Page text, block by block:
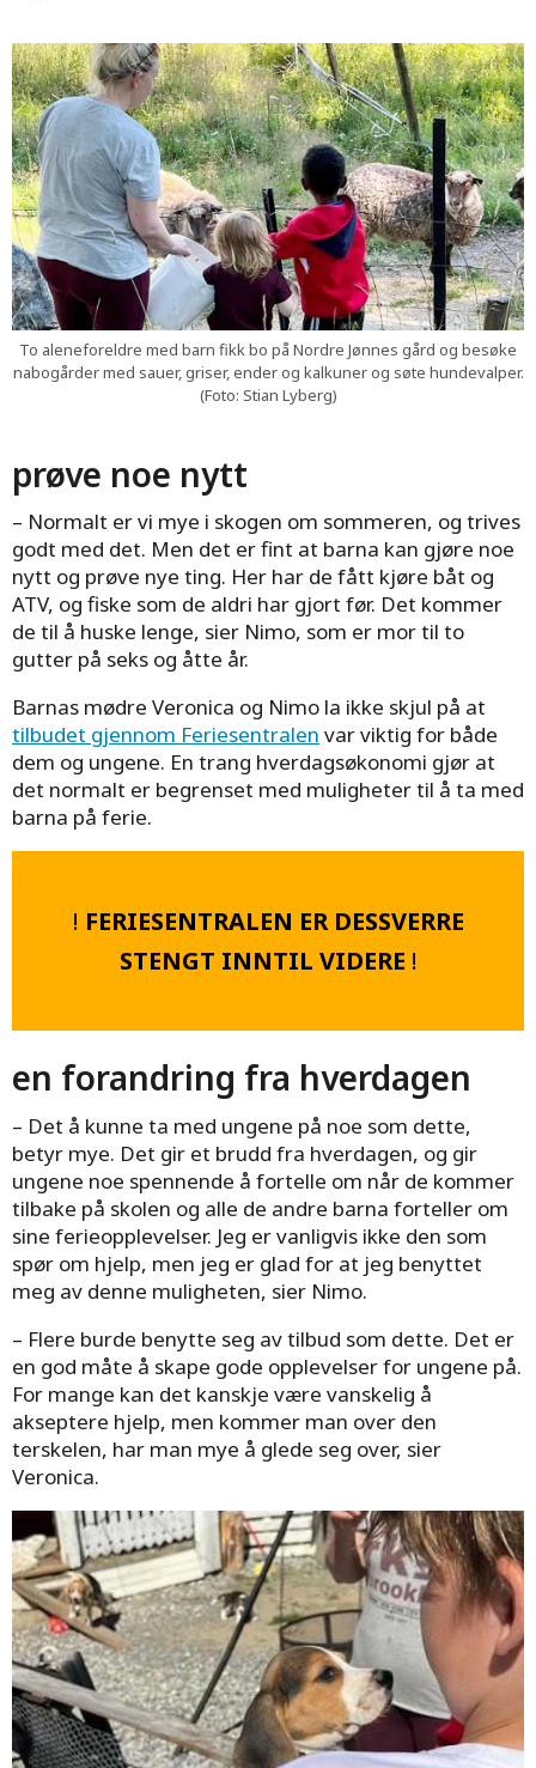
nye venner og
ferieminner for livet
Mange barn har i sommer fått nye venner
og gårdsbesøk – takket være
Feriesentralen til UNICEF Norge.
To aleneforeldre med barn fikk bo på Nordre Jønnes gård og besøke
nabogårder med sauer, griser, ender og kalkuner og søte hundevalper.
(Foto: Stian Lyberg)
prøve noe nytt
– Normalt er vi mye i skogen om sommeren, og trives
godt med det. Men det er fint at barna kan gjøre noe
nytt og prøve nye ting. Her har de fått kjøre båt og
ATV, og fiske som de aldri har gjort før. Det kommer
de til å huske lenge, sier Nimo, som er mor til to
gutter på seks og åtte år.
Barnas mødre Veronica og Nimo la ikke skjul på at
tilbudet gjennom Feriesentralen var viktig for både
dem og ungene. En trang hverdagsøkonomi gjør at
det normalt er begrenset med muligheter til å ta med
barna på ferie.
! FERIESENTRALEN ER DESSVERRE
STENGT INNTIL VIDERE !
en forandring fra hverdagen
– Det å kunne ta med ungene på noe som dette,
betyr mye. Det gir et brudd fra hverdagen, og gir
ungene noe spennende å fortelle om når de kommer
tilbake på skolen og alle de andre barna forteller om
sine ferieopplevelser. Jeg er vanligvis ikke den som
spør om hjelp, men jeg er glad for at jeg benyttet
meg av denne muligheten, sier Nimo.
– Flere burde benytte seg av tilbud som dette. Det er
en god måte å skape gode opplevelser for ungene på.
For mange kan det kanskje være vanskelig å
akseptere hjelp, men kommer man over den
terskelen, har man mye å glede seg over, sier
Veronica.